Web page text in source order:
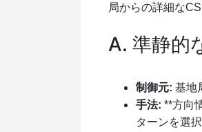
局からの詳細な
A. 準静的
制御元: 基地
手法: **方向
ターンを選択